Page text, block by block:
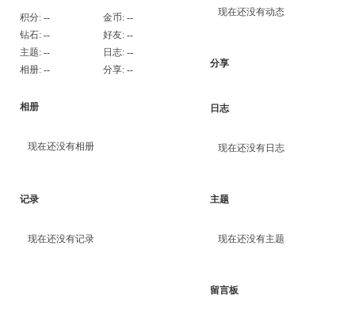
积分: -- 金币: --
钻石: -- 好友: --
主题: -- 日志: --
相册: -- 分享: --
相册
现在还没有相册
记录
现在还没有记录
现在还没有动态
分享
日志
现在还没有日志
主题
现在还没有主题
留言板